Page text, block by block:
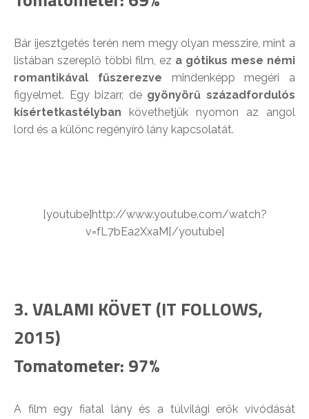
Bár ijesztgetés terén nem megy olyan messzire, mint a
listában szereplő többi film, ez a gótikus mese némi
romantikával fűszerezve mindenképp megéri a
figyelmet. Egy bizarr, de gyönyörű századfordulós
kísértetkastélyban követhetjük nyomon az angol
lord és a különc regényíró lány kapcsolatát.
[youtube]http://www.youtube.com/watch?
v=fL7bEa2XxaM[/youtube]
3. VALAMI KÖVET (IT FOLLOWS,
2015)
Tomatometer: 97%
A film egy fiatal lány és a túlvilági erők vívódását